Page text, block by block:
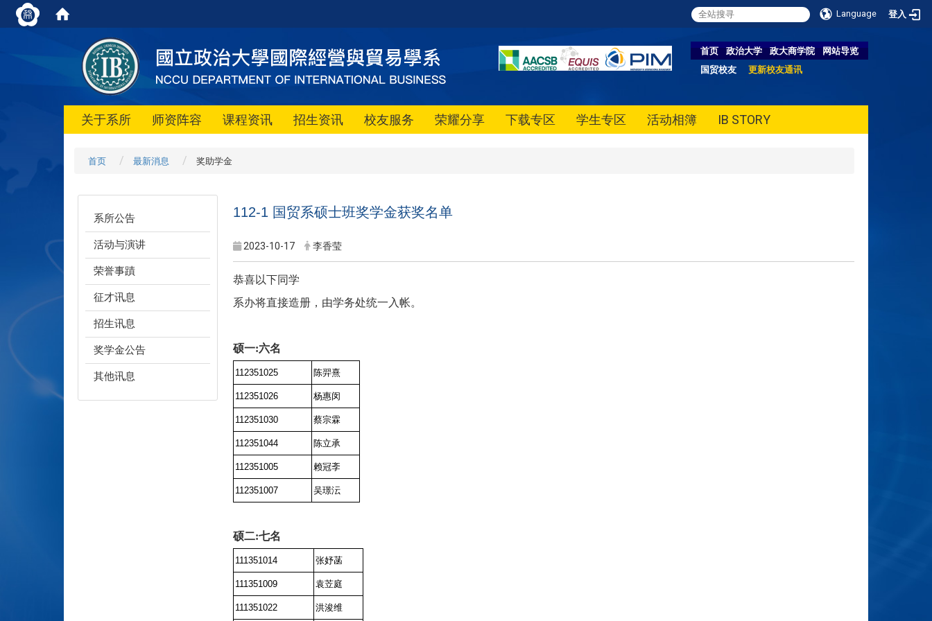
Language 登入
首页 政治大学 政大商学院
网站导览
国贸校友
更新校友通讯
关于系所 师资阵容 课程资讯 招生资讯 校友服务 荣耀分享 下载专区 学生专区 活动相簿 IB STORY
首页 最新消息 奖助学金
系所公告
活动与演讲
荣誉事蹟
征才讯息
招生讯息
奖学金公告
其他讯息
112-1 国贸系硕士班奖学金获奖名单
2023-10-17 李香莹
恭喜以下同学
系办将直接造册，由学务处统一入帐。
硕一:六名
112351025 陈羿熹
112351026 杨惠闵
112351030 蔡宗霖
112351044 陈立承
112351005 赖冠斈
112351007 吴璟沄
硕二:七名
111351014 张妤菡
111351009 袁苙庭
111351022 洪浚维